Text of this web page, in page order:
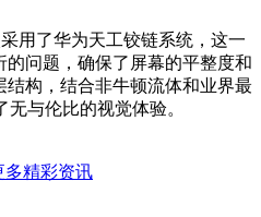
用了华为天工铰链系统，这一
问题，确保了屏幕的平整度和
构，结合非牛顿流体和业界最
与伦比的视觉体验。
多精彩资讯